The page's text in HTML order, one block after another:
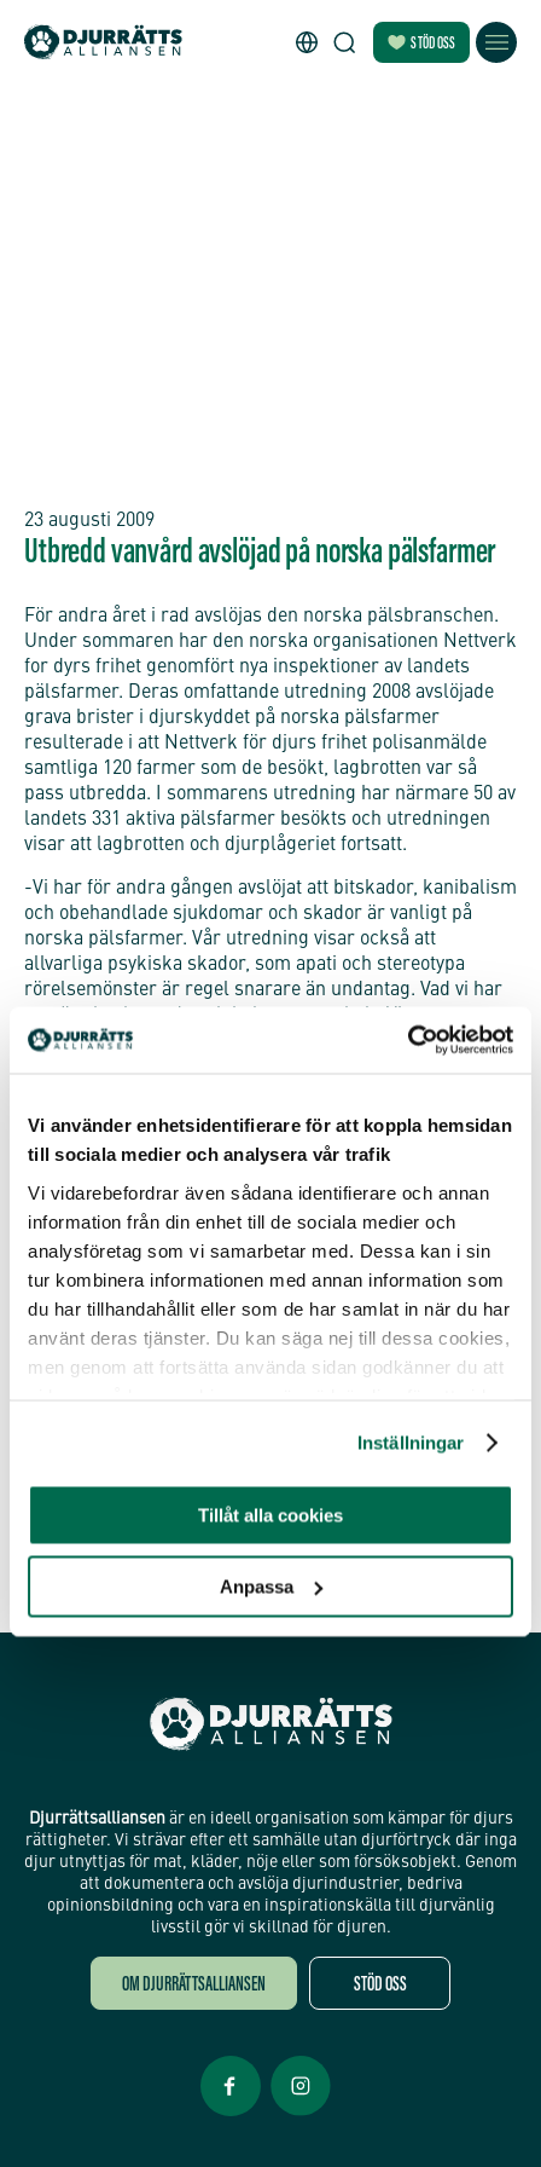
Vi använder enhetsidentifierare för att koppla hemsidan
till sociala medier och analysera vår trafik
Vi vidarebefordrar även sådana identifierare och annan
information från din enhet till de sociala medier och
analysföretag som vi samarbetar med. Dessa kan i sin
tur kombinera informationen med annan information som
du har tillhandahållit eller som de har samlat in när du har
använt deras tjänster. Du kan säga nej till dessa cookies,
men genom att fortsätta använda sidan godkänner du att
Inställningar
Tillåt alla cookies
Anpassa
STÖD OSS
23 augusti 2009
Utbredd vanvård avslöjad på norska pälsfarmer
För andra året i rad avslöjas den norska pälsbranschen.
Under sommaren har den norska organisationen Nettverk
for dyrs frihet genomfört nya inspektioner av landets
pälsfarmer. Deras omfattande utredning 2008 avslöjade
grava brister i djurskyddet på norska pälsfarmer
resulterade i att Nettverk för djurs frihet polisanmälde
samtliga 120 farmer som de besökt, lagbrotten var så
pass utbredda. I sommarens utredning har närmare 50 av
landets 331 aktiva pälsfarmer besökts och utredningen
visar att lagbrotten och djurplågeriet fortsatt.
-Vi har för andra gången avslöjat att bitskador, kanibalism
och obehandlade sjukdomar och skador är vanligt på
norska pälsfarmer. Vår utredning visar också att
allvarliga psykiska skador, som apati och stereotypa
rörelsemönster är regel snarare än undantag. Vad vi har
alla att göra vad de kan för att få farmerna förbjudna,
kontrollerar bland annat pälsfarmerna inspekterade 73%
av landets farmer efter att shockbilderna publicerades
2008. Deras utredning offentliggjordes i juni och
lantbruksminister Lars Peder Brekk konstaterade att
lantbruksministerns uttalande avslöjar Nettverk for dyrs
frihet hur djuren verkligen har det i burarna.
Sammanlagt har runt 5000 bilder och flera timmar film
tagits under besöken. Mattilsynet har inte velat se eller
Materialet har ikväll sänts på NRK och frågan har fått stor
förbjuda pälsfarmerna och stoppa djurplågeriet.
Läs mer om avslöjandena och se film
Djurrättsalliansenär en ideell organisation som kämpar för djurs
rättigheter. Vi strävar efter ett samhälle utan djurförtryck där inga
djur utnyttjas för mat, kläder, nöje eller som försöksobjekt. Genom
att dokumentera och avslöja djurindustrier, bedriva
opinionsbildning och vara en inspirationskälla till djurvänlig
livsstil gör vi skillnad för djuren.
OM DJURRÄTTSALLIANSEN STÖD OSS
Öppnas i nytt fönster